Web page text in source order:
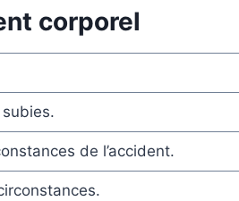
corporel
de l’accident.